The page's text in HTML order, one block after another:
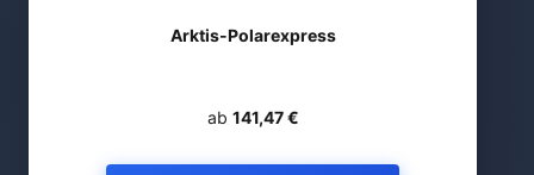
Arktis-Polarexpress
ab 141,47 €